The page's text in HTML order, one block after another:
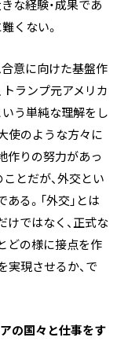
な経験・成果であ
くない。
意に向けた基盤作
トランプ元アメリカ
う単純な理解をし
使のような方々に
作りの努力があっ
とだが、外交とい
る。「外交」とは
ではなく、正式な
どの様に接点を作
実現させるか、で
アの国々と仕事をす